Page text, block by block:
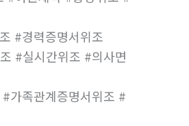
#경력증명서위조
#실시간위조 #의사면
가족관계증명서위조 #